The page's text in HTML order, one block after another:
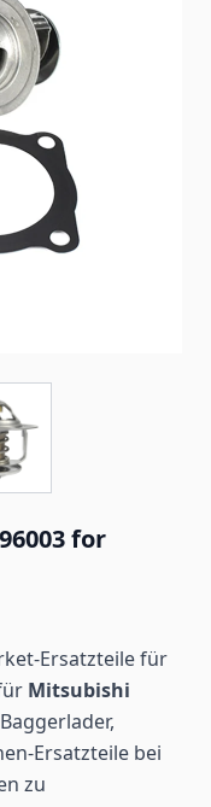
for
Ersatzteile für
Mitsubishi
Ersatzteile bei
zu